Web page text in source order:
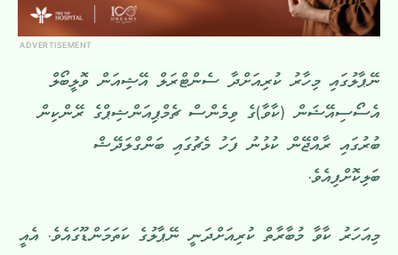
ADVERTISEMENT
ނޭޕާލުގައި މިހާރު ކުރިއަށްދާ ސެންޓްރަލް އޭޝިއަން ވޮލީބޯލް
އެސޯސިއޭޝަން (ކާވާ)ގެ ވިމެންސް ޗެމްޕިއަންޝިޕްގެ ރޭންކިން
ބުރުގައި ރާއްޖޭން ކުޅުނު ފަހު މެޗުގައި ބަންގްލަދޭޝް
ބަލިކޮށްފިއެވެ.
މިއަހަރު ކާވާ މުބާރާތް ކުރިއަށްދަނީ ނޭޕާލުގެ ކަތަމަންޑޫގައެވެ. އެއީ